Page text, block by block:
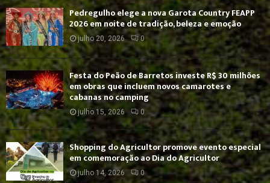
Pedregulho elege a nova Garota Country FEAPP
2026 em noite de tradição, beleza e emoção
julho 20, 2026 0
Festa do Peão de Barretos investe R$ 30 milhões
em obras que incluem novos camarotes e
cabanas no camping
julho 15, 2026 0
Shopping do Agricultor promove evento especial
em comemoração ao Dia do Agricultor
julho 14, 2026 0